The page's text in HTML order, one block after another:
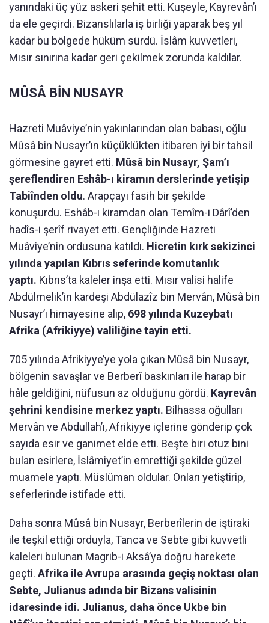
yanındaki üç yüz askeri şehit etti. Kuşeyle, Kayrevân’ı
da ele geçirdi. Bizanslılarla iş birliği yaparak beş yıl
kadar bu bölgede hüküm sürdü. İslâm kuvvetleri,
Mısır sınırına kadar geri çekilmek zorunda kaldılar.
MÛSÂ BİN NUSAYR
Hazreti Muâviye’nin yakınlarından olan babası, oğlu
Mûsâ bin Nusayr’ın küçüklükten itibaren iyi bir tahsil
görmesine gayret etti. Mûsâ bin Nusayr, Şam’ı
şereflendiren Eshâb-ı kiramın derslerinde yetişip
Tabiînden oldu. Arapçayı fasih bir şekilde
konuşurdu. Eshâb-ı kiramdan olan Temîm-i Dârî’den
hadîs-i şerîf rivayet etti. Gençliğinde Hazreti
Muâviye’nin ordusuna katıldı. Hicretin kırk sekizinci
yılında yapılan Kıbrıs seferinde komutanlık
yaptı. Kıbrıs’ta kaleler inşa etti. Mısır valisi halife
Abdülmelik’in kardeşi Abdülazîz bin Mervân, Mûsâ bin
Nusayr’ı himayesine alıp, 698 yılında Kuzeybatı
Afrika (Afrikiyye) valiliğine tayin etti.
705 yılında Afrikiyye’ye yola çıkan Mûsâ bin Nusayr,
bölgenin savaşlar ve Berberî baskınları ile harap bir
hâle geldiğini, nüfusun az olduğunu gördü. Kayrevân
şehrini kendisine merkez yaptı. Bilhassa oğulları
Mervân ve Abdullah’ı, Afrikiyye içlerine gönderip çok
sayıda esir ve ganimet elde etti. Beşte biri otuz bini
bulan esirlere, İslâmiyet’in emrettiği şekilde güzel
muamele yaptı. Müslüman oldular. Onları yetiştirip,
seferlerinde istifade etti.
Daha sonra Mûsâ bin Nusayr, Berberîlerin de iştiraki
ile teşkil ettiği orduyla, Tanca ve Sebte gibi kuvvetli
kaleleri bulunan Magrib-i Aksâ’ya doğru harekete
geçti. Afrika ile Avrupa arasında geçiş noktası olan
Sebte, Julianus adında bir Bizans valisinin
idaresinde idi. Julianus, daha önce Ukbe bin